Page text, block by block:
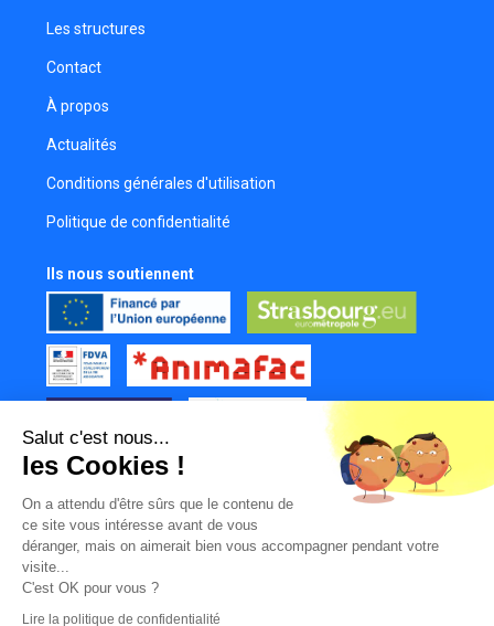
Charlotte Monnier
Lily G.
Programmatrice
Frederique Koerper
Comédien
Laila Rachadi
Figurante
David Gies
Comédien
Laurent Bannwarth
Réalisateur
Valentin Fluhr
Réalisateur
Aurélien Broucke
Chargé de production
Comédien
Les structures
Contact
À propos
Actualités
Conditions générales d'utilisation
Politique de confidentialité
Ils nous soutiennent
Tous nos partenaires
Mur des contributeurs
Salut c'est nous...
les Cookies !
On a attendu d'être sûrs que le contenu de
ce site vous intéresse avant de vous
déranger, mais on aimerait bien vous accompagner pendant votre
visite...
C'est OK pour vous ?
Lire la politique de confidentialité